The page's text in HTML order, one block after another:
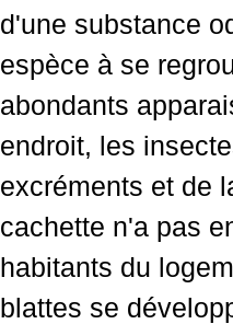
d'une substance
espèce à se
abondants
endroit, les
excréments et de
cachette n'a pas
habitants du
blattes se